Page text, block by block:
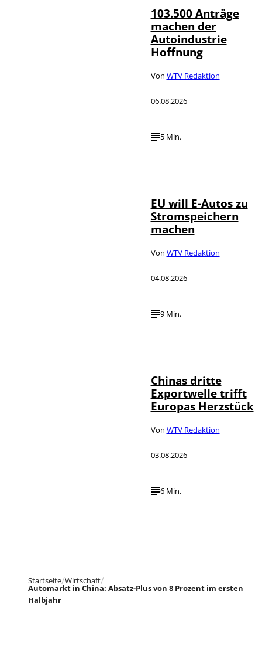
103.500 Anträge
machen der
Autoindustrie
Hoffnung
Von WTV Redaktion
06.08.2026
5 Min.
EU will E-Autos zu
Stromspeichern
machen
Von WTV Redaktion
04.08.2026
9 Min.
Chinas dritte
Exportwelle trifft
Europas Herzstück
Von WTV Redaktion
03.08.2026
6 Min.
Startseite Wirtschaft
Automarkt in China: Absatz-Plus von 8 Prozent im ersten
Halbjahr